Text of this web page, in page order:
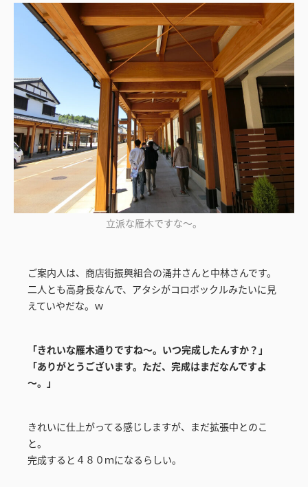
立派な雁木ですな～。
ご案内人は、商店街振興組合の涌井さんと中林さんです。
二人とも高身長なんで、アタシがコロボックルみたいに見
えていやだな。ｗ
「きれいな雁木通りですね～。いつ完成したんすか？」
「ありがとうございます。ただ、完成はまだなんですよ
～。」
きれいに仕上がってる感じしますが、まだ拡張中とのこ
と。
完成すると４８０ｍになるらしい。